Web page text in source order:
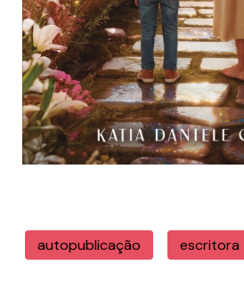
autopublicação escritora